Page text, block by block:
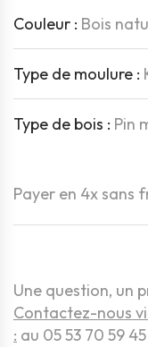
Couleur : Bois
Type de moulure :
Type de bois : Pin
Payer en 4x sans
Une question, un
Contactez-nous
: au 05 53 70 59 45